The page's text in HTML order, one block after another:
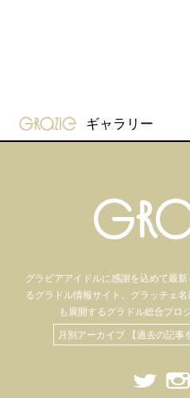
gravure-grazie
ギャラリー
グラビアアイドルに感謝を込めて最新
るグラドル情報サイト。 グラッチェ名
も 展開するグラドル総合プロ
月別アーカイブ 【過去の記